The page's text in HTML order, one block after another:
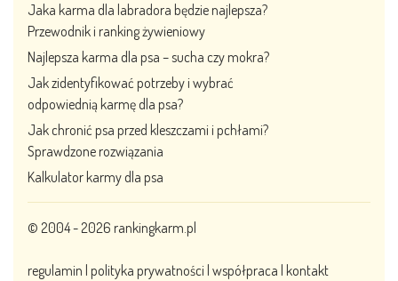
Jaka karma dla labradora będzie najlepsza?
Przewodnik i ranking żywieniowy
Najlepsza karma dla psa – sucha czy mokra?
Jak zidentyfikować potrzeby i wybrać
odpowiednią karmę dla psa?
Jak chronić psa przed kleszczami i pchłami?
Sprawdzone rozwiązania
Kalkulator karmy dla psa
© 2004 - 2026 rankingkarm.pl
regulamin polityka prywatności współpraca kontakt